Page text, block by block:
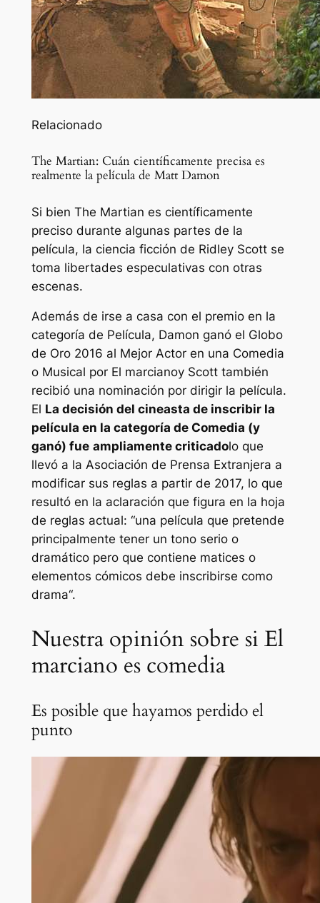
Relacionado
The Martian: Cuán científicamente precisa es
realmente la película de Matt Damon
Si bien The Martian es científicamente
preciso durante algunas partes de la
película, la ciencia ficción de Ridley Scott se
toma libertades especulativas con otras
escenas.
Además de irse a casa con el premio en la
categoría de Película, Damon ganó el Globo
de Oro 2016 al Mejor Actor en una Comedia
o Musical por El marcianoy Scott también
recibió una nominación por dirigir la película.
El La decisión del cineasta de inscribir la
película en la categoría de Comedia (y
ganó) fue ampliamente criticadolo que
llevó a la Asociación de Prensa Extranjera a
modificar sus reglas a partir de 2017, lo que
resultó en la aclaración que figura en la hoja
de reglas actual: “una película que pretende
principalmente tener un tono serio o
dramático pero que contiene matices o
elementos cómicos debe inscribirse como
drama“.
Nuestra opinión sobre si El
marciano es comedia
Es posible que hayamos perdido el
punto